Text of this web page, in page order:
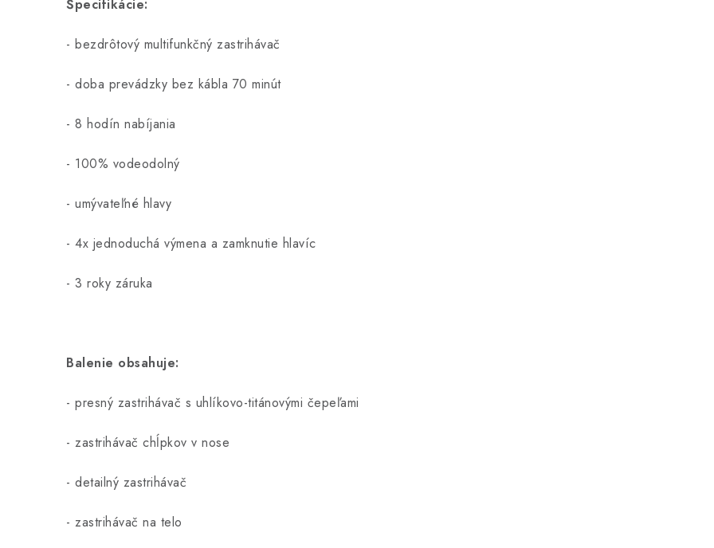
Špecifikácie:
- bezdrôtový multifunkčný zastrihávač
- doba prevádzky bez kábla 70 minút
- 8 hodín nabíjania
- 100% vodeodolný
- umývateľné hlavy
- 4x jednoduchá výmena a zamknutie hlavíc
- 3 roky záruka
Balenie obsahuje:
- presný zastrihávač s uhlíkovo-titánovými čepeľami
- zastrihávač chĺpkov v nose
- detailný zastrihávač
- zastrihávač na telo